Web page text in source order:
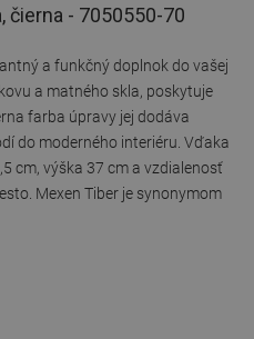
čierna - 7050550-70
a funkčný doplnok do vašej
a matného skla, poskytuje
farba úpravy jej dodáva
do moderného interiéru. Vďaka
cm, výška 37 cm a vzdialenosť
Mexen Tiber je synonymom